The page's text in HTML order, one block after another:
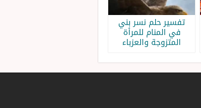
تفسير حلم نسر بني
في المنام للمرأة
المتزوجة والعزباء